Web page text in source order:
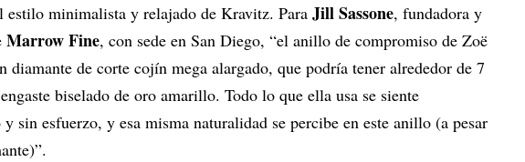
estilo minimalista y relajado de Kravitz. Para Jill Sassone, fundadora y
Marrow Fine, con sede en San Diego, “el anillo de compromiso de Zoë
diamante de corte cojín mega alargado, que podría tener alrededor de 7
biselado de oro amarillo. Todo lo que ella usa se siente
sin esfuerzo, y esa misma naturalidad se percibe en este anillo (a pesar